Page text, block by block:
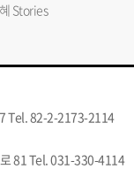
Stories
Tel. 82-2-2173-2114
81 Tel. 031-330-4114